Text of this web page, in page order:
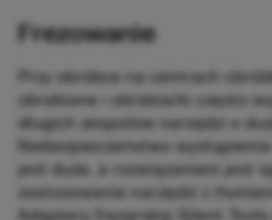
Frezowanie
Przy obróbce na centrach
obrabiane i obrabiarki często
długich zespołów narzędzi o
Niebezpieczeństwo
jest duże, a rozwiązaniem jest
zastosowanie narzędzi z